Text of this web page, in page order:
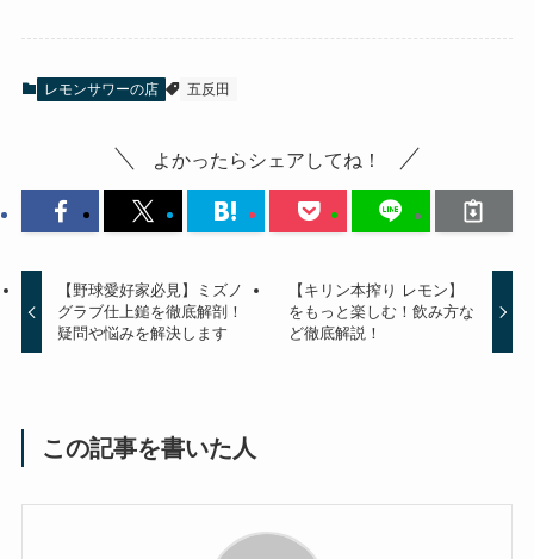
レモンサワーの店 五反田
よかったらシェアしてね！
【野球愛好家必見】ミズノ
グラブ仕上鎚を徹底解剖！
疑問や悩みを解決します
【キリン本搾り レモン】
をもっと楽しむ！飲み方な
ど徹底解説！
この記事を書いた人